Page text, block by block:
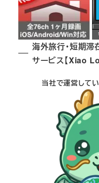
海外旅行・短期滞
サービス【Xiao
当社で運営してい